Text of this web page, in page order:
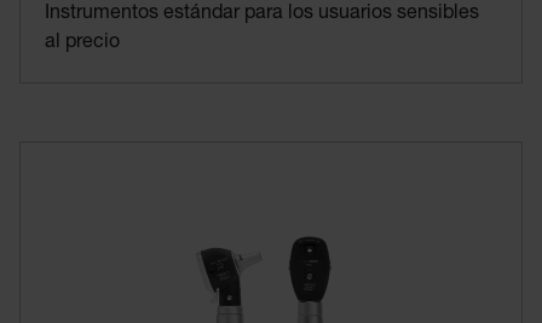
Instrumentos estándar para los usuarios sensibles
al precio